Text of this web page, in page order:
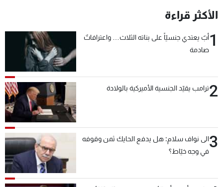
الأكثر قراءة
1أبٌ يعتدي جنسيّاً على بناته الثلاث… واعترافاتٌ
صادمة
2ترامب يقيّد الجنسية الأميركية بالولادة
3الى نواف سلام: هل يدفع الحايك ثمن وقوفه
في وجه خيّاط؟
عن MTV
لاعلاناتكم
شروط الإسـتخدام
سياسة الخصوصية